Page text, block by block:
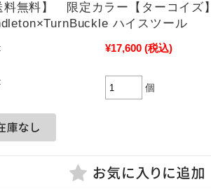
料無料】 限定カラー【ターコイズ】
ハイスツール
¥17,600 (税込)
個